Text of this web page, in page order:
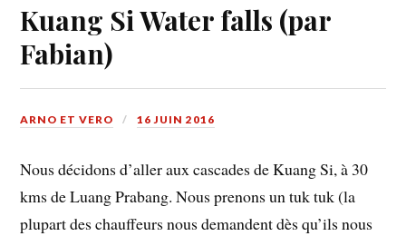
Kuang Si Water falls (par
Fabian)
ARNO ET VERO 16 JUIN 2016
Nous décidons d’aller aux cascades de Kuang Si, à 30
kms de Luang Prabang. Nous prenons un tuk tuk (la
plupart des chauffeurs nous demandent dès qu’ils nous